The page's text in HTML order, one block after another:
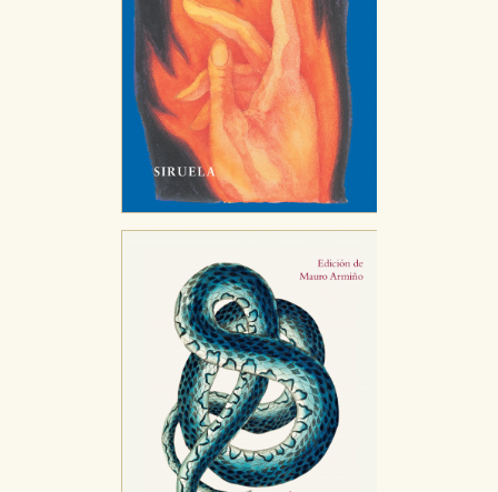
HABILITAR TODO RECHAZAR TODO
Cookies necesarias
Estas cookies son necesarias para que nuestro sitio
web funcione y no es posible deshabilitarlas desde
nuestro sistema. Es posible hacerlo desde el
navegador, pero en ese caso es posible que algunas
áreas de nuestra web dejen de funcionar
correctamente.